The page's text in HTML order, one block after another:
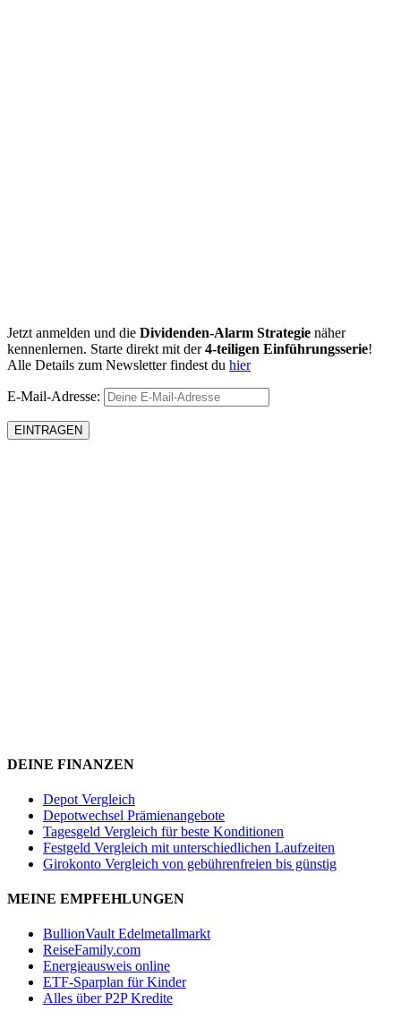
Jetzt anmelden und die Dividenden-Alarm Strategie näher
kennenlernen. Starte direkt mit der4-teiligen Einführungsserie!
Alle Details zum Newsletter findest du hier
E-Mail-Adresse:
DEINE FINANZEN
Depot Vergleich
Depotwechsel Prämienangebote
Tagesgeld Vergleich für beste Konditionen
Festgeld Vergleich mit unterschiedlichen Laufzeiten
Girokonto Vergleich von gebührenfreien bis günstig
MEINE EMPFEHLUNGEN
BullionVault Edelmetallmarkt
ReiseFamily.com
Energieausweis online
ETF-Sparplan für Kinder
Alles über P2P Kredite